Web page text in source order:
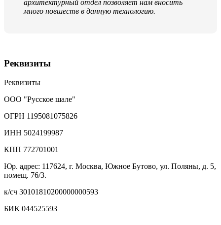
архитектурный отдел позволяет нам вносить
много новшеств в данную технологию.
Реквизиты
Реквизиты
ООО "Русское шале"
ОГРН 1195081075826
ИНН 5024199987
КПП 772701001
Юр. адрес: 117624, г. Москва, Южное Бутово, ул. Поляны, д. 5,
помещ. 76/3.
к/сч 30101810200000000593
БИК 044525593